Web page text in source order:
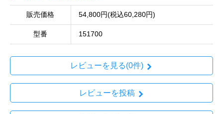
販売価格 54,800円(税込60,280円)
型番 151700
レビューを見る(0件)
レビューを投稿